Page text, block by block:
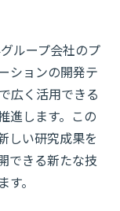
ループ会社のプ
ションの開発テ
広く活用できる
進します。この
しい研究成果を
できる新たな技
。